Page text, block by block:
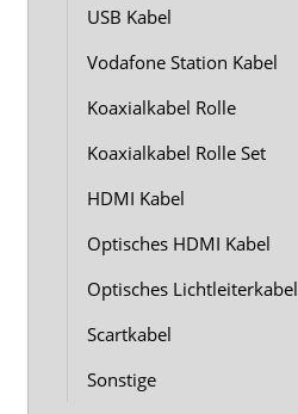
USB Kabel
Vodafone Station Kabel
Koaxialkabel Rolle
Koaxialkabel Rolle Set
HDMI Kabel
Optisches HDMI Kabel
Optisches Lichtleiterkabel
Scartkabel
Sonstige